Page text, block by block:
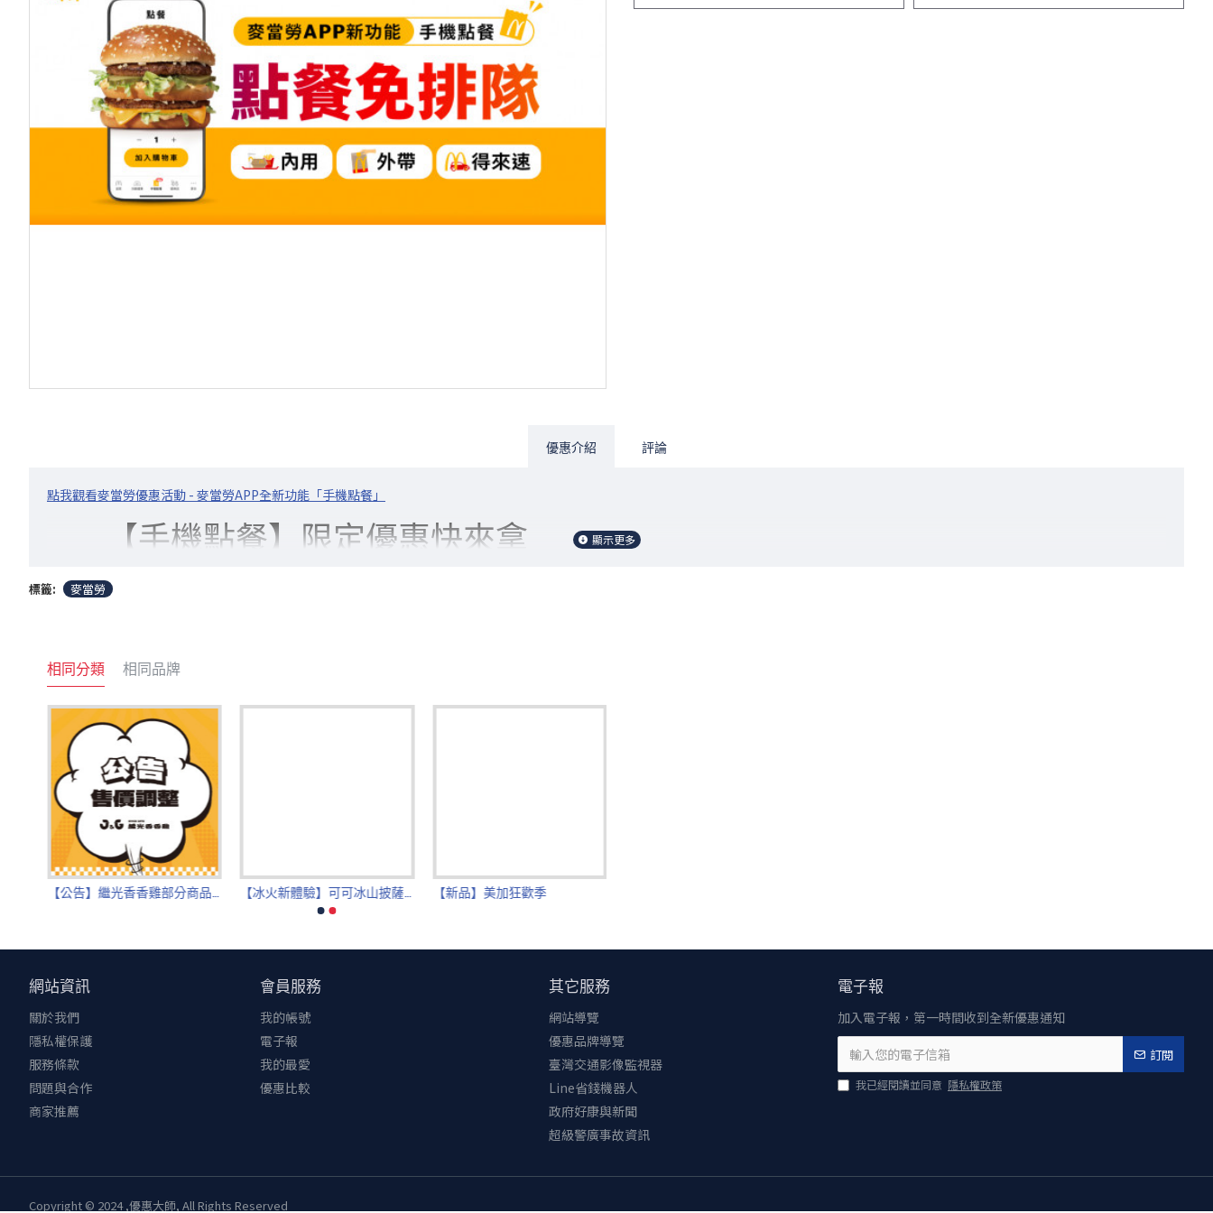
優惠介紹 評論
點我觀看麥當勞優惠活動 - 麥當勞APP全新功能「手機點餐」
【手機點餐】限定優惠快來拿
滿額街口幣8%回饋
立即體驗手機點餐，優惠COMBO搶頭香
麥當勞APP全新功能「手機點餐」！不只點餐免排隊，還有驚喜加碼—兩大優惠等你賺，根本就是聰明消費COMBO技！
立即下載APP
標籤: 麥當勞
相同分類 相同品牌
【公告】繼光香香雞部分商品價格調整公告 【冰火新體驗】可可冰山披薩$479 【新品】美加狂歡季
網站資訊
關於我們
隱私權保護
服務條款
問題與合作
商家推薦
會員服務
我的帳號
電子報
我的最愛
優惠比較
其它服務
網站導覽
優惠品牌導覽
臺灣交通影像監視器
Line省錢機器人
政府好康與新聞
超級警廣事故資訊
電子報
加入電子報，第一時間收到全新優惠通知
訂閱
我已經閱讀並同意 隱私權政策
Copyright © 2024 ,優惠大師, All Rights Reserved